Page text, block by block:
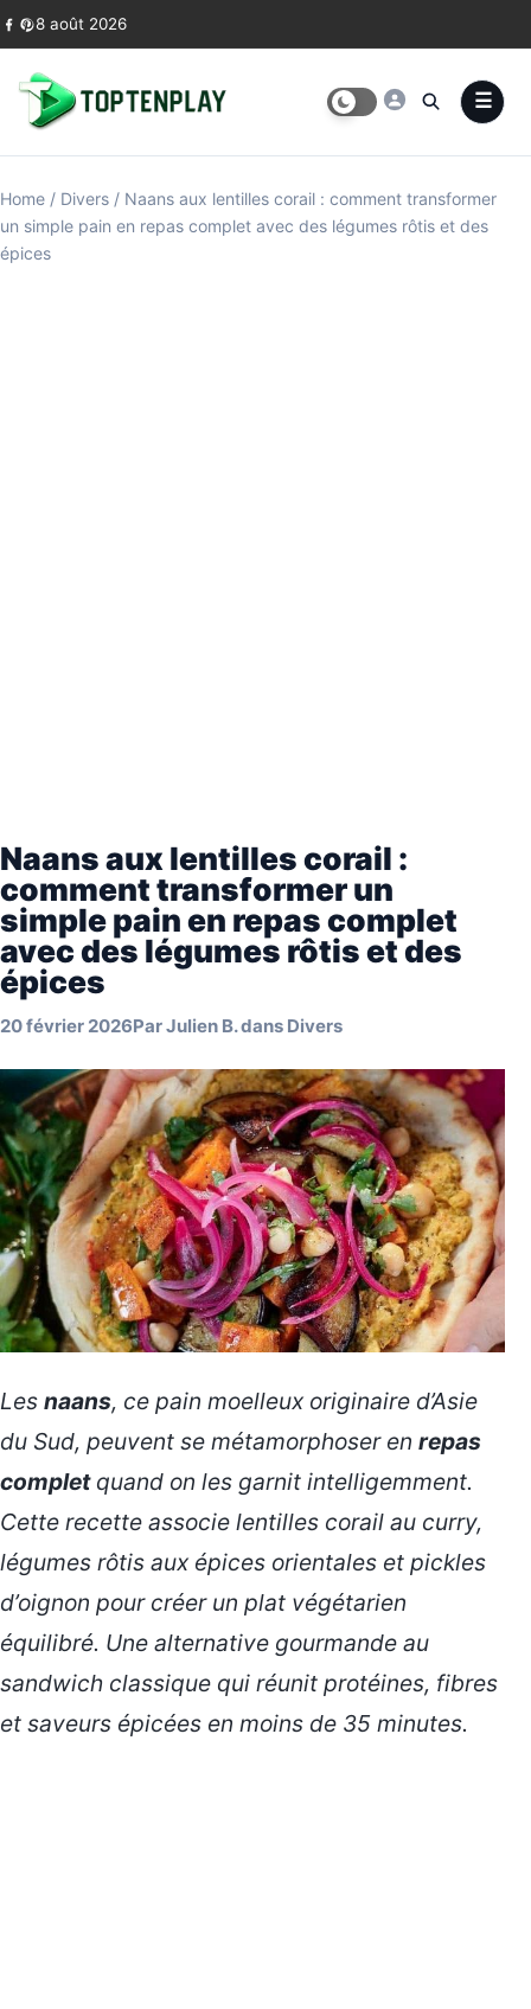
Skip to content
8 août 2026
Home / Divers / Naans aux lentilles corail : comment transformer
un simple pain en repas complet avec des légumes rôtis et des
épices
Naans aux lentilles corail :
comment transformer un
simple pain en repas complet
avec des légumes rôtis et des
épices
20 février 2026ParJulien B.dans Divers
Les naans, ce pain moelleux originaire d’Asie
du Sud, peuvent se métamorphoser en repas
completquand on les garnit intelligemment.
Cette recette associe lentilles corail au curry,
légumes rôtis aux épices orientales et pickles
d’oignon pour créer un plat végétarien
équilibré. Une alternative gourmande au
sandwich classique qui réunit protéines, fibres
et saveurs épicées en moins de 35 minutes.